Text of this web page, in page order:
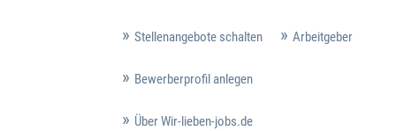
Stellenangebote schalten Arbeitgeber
Bewerberprofil anlegen
Über Wir-lieben-jobs.de